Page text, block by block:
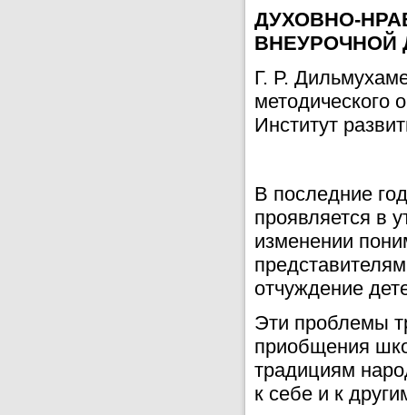
ДУХОВНО-
ВНЕУРОЧНОЙ
Г. Р.
методического
Институт
В последние
проявляется в
изменении
отчуждение
Эти проблемы
приобщения
традициям
к себе и к